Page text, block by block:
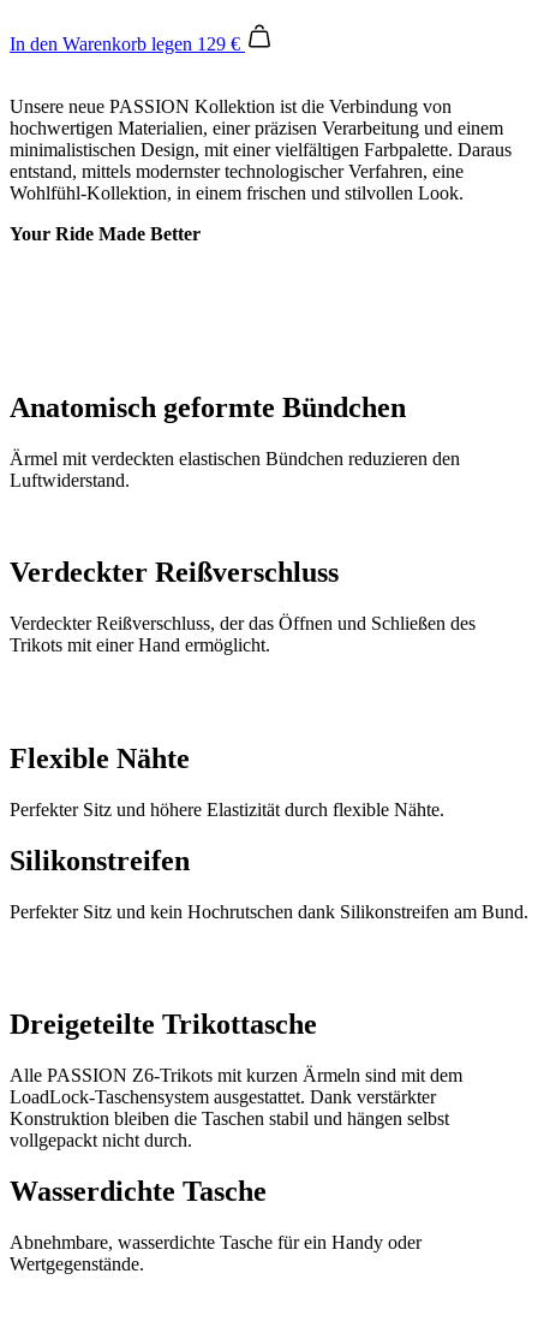
In den Warenkorb legen 129 €
Unsere neue PASSION Kollektion ist die Verbindung von
hochwertigen Materialien, einer präzisen Verarbeitung und einem
minimalistischen Design, mit einer vielfältigen Farbpalette. Daraus
entstand, mittels modernster technologischer Verfahren, eine
Wohlfühl-Kollektion, in einem frischen und stilvollen Look.
Your Ride Made Better
Anatomisch geformte Bündchen
Ärmel mit verdeckten elastischen Bündchen reduzieren den
Luftwiderstand.
Verdeckter Reißverschluss
Verdeckter Reißverschluss, der das Öffnen und Schließen des
Trikots mit einer Hand ermöglicht.
Flexible Nähte
Perfekter Sitz und höhere Elastizität durch flexible Nähte.
Silikonstreifen
Perfekter Sitz und kein Hochrutschen dank Silikonstreifen am Bund.
Dreigeteilte Trikottasche
Alle PASSION Z6-Trikots mit kurzen Ärmeln sind mit dem
LoadLock-Taschensystem ausgestattet. Dank verstärkter
Konstruktion bleiben die Taschen stabil und hängen selbst
vollgepackt nicht durch.
Wasserdichte Tasche
Abnehmbare, wasserdichte Tasche für ein Handy oder
Wertgegenstände.